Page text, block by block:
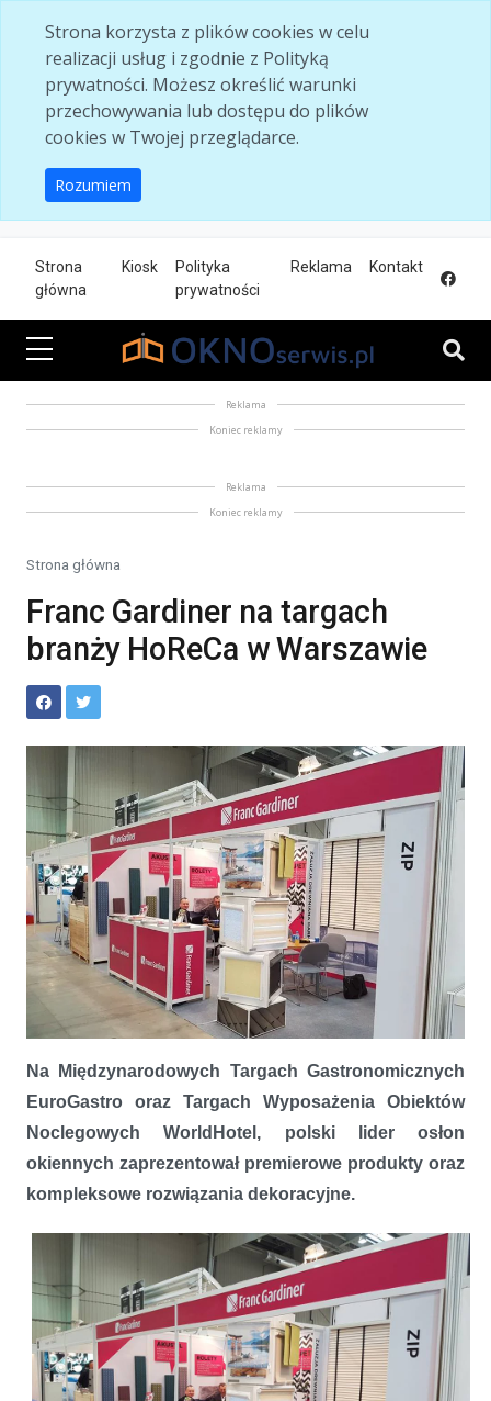
Strona korzysta z plików cookies w celu
realizacji usług i zgodnie z Polityką
prywatności. Możesz określić warunki
przechowywania lub dostępu do plików
cookies w Twojej przeglądarce.
Rozumiem
Strona
główna
Kiosk
Polityka
prywatności
Reklama Kontakt
Reklama
Koniec reklamy
Reklama
Koniec reklamy
Strona główna
Franc Gardiner na targach
branży HoReCa w Warszawie
Na Międzynarodowych Targach Gastronomicznych
EuroGastro oraz Targach Wyposażenia Obiektów
Noclegowych WorldHotel, polski lider osłon
okiennych zaprezentował premierowe produkty oraz
kompleksowe rozwiązania dekoracyjne.